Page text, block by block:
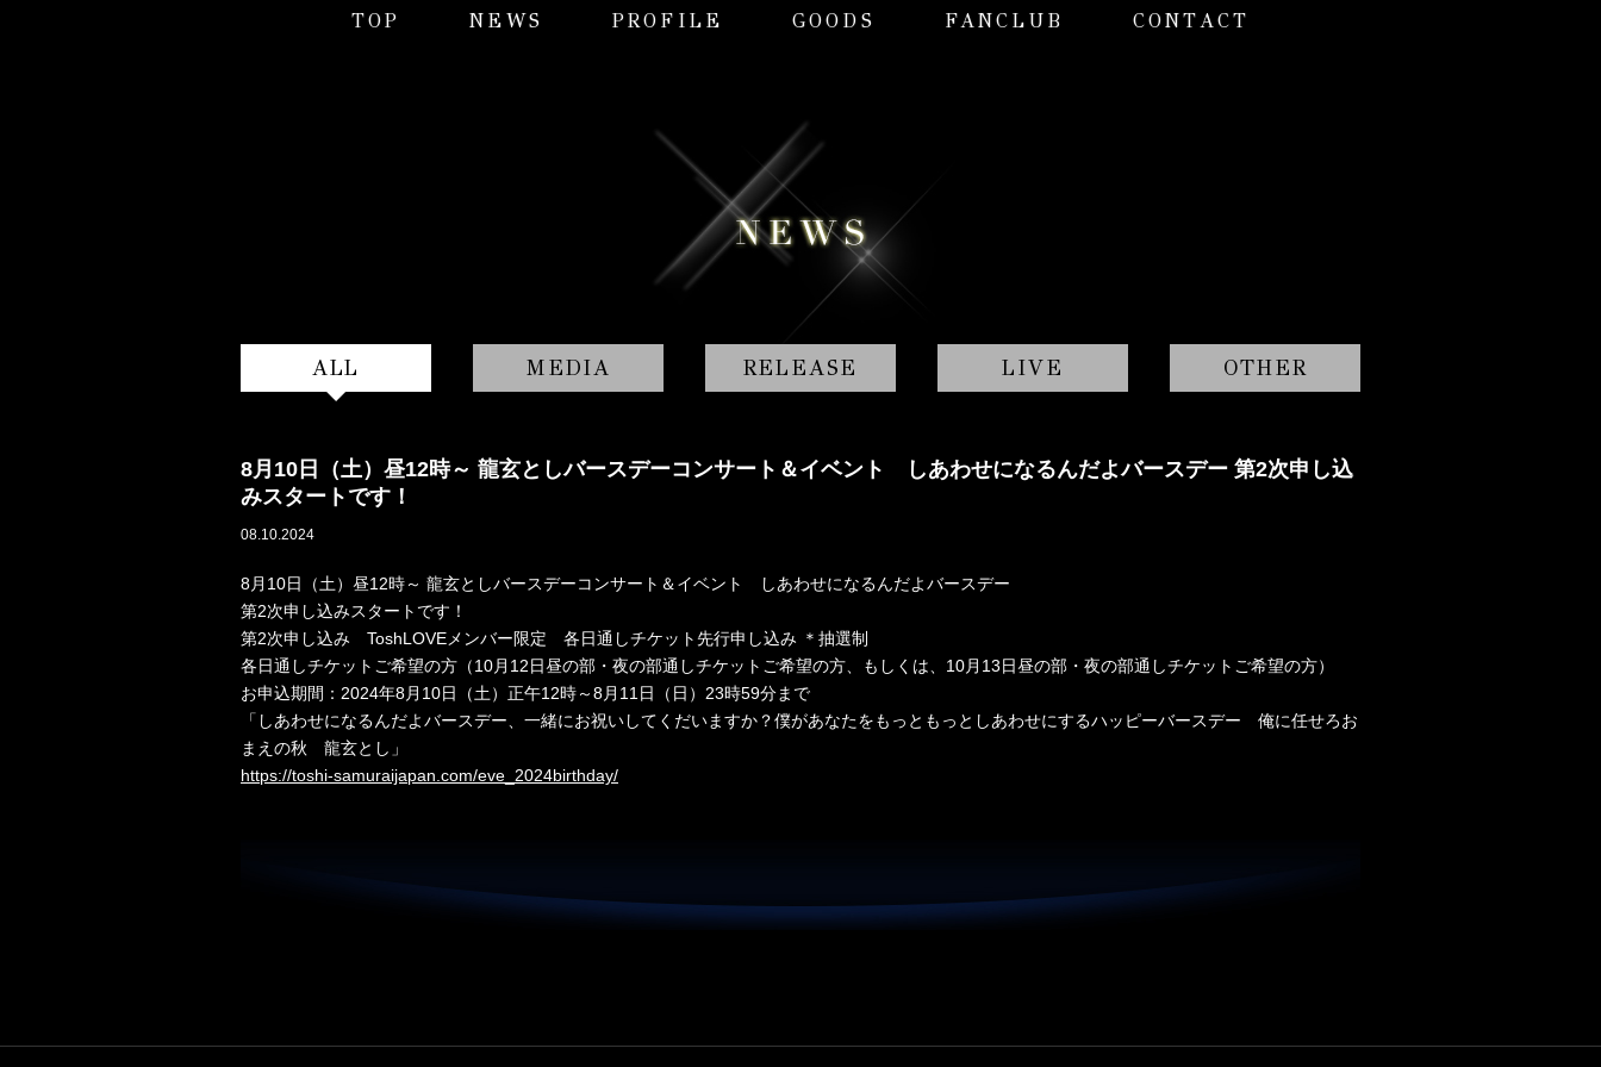
TOP NEWS PROFILE GOODS FANCLUB CONTACT
ALL MEDIA RELEASE LIVE OTHER
8月10日（土）昼12時～ 龍玄としバースデーコンサート＆イベント しあわせになるんだよバースデー 第2次申し込
みスタートです！
08.10.2024
8月10日（土）昼12時～ 龍玄としバースデーコンサート＆イベント しあわせになるんだよバースデー
第2次申し込みスタートです！
第2次申し込み ToshLOVEメンバー限定 各日通しチケット先行申し込み ＊抽選制
各日通しチケットご希望の方（10月12日昼の部・夜の部通しチケットご希望の方、もしくは、10月13日昼の部・夜の部通しチケットご希望の方）
お申込期間：2024年8月10日（土）正午12時～8月11日（日）23時59分まで
「しあわせになるんだよバースデー、一緒にお祝いしてくだいますか？僕があなたをもっともっとしあわせにするハッピーバースデー 俺に任せろお
まえの秋 龍玄とし」
https://toshi-samuraijapan.com/eve_2024birthday/